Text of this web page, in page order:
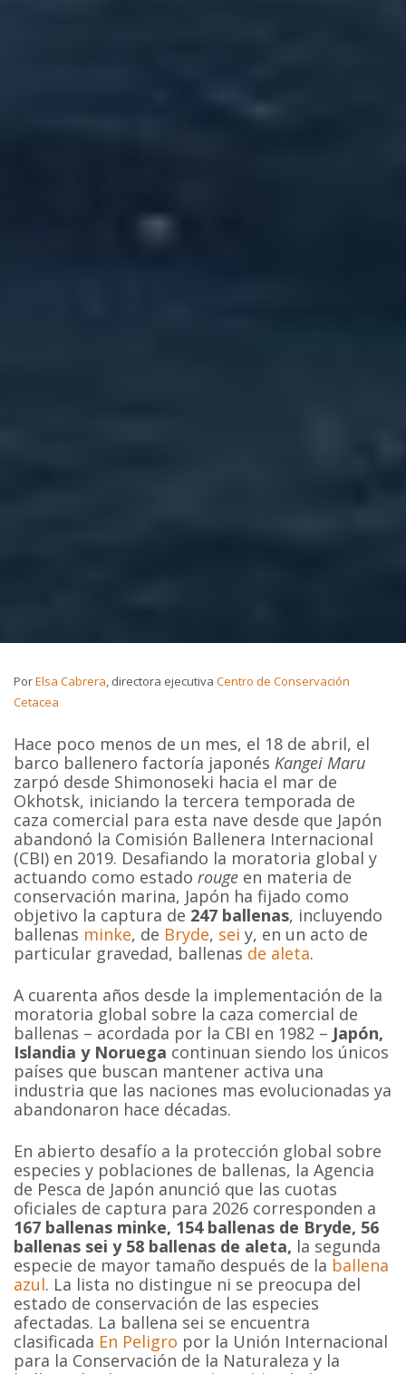
PorElsa Cabrera, directora ejecutivaCentro de Conservación
Cetacea
Hace poco menos de un mes, el 18 de abril, el
barco ballenero factoría japonésKangei Maru
zarpó desde Shimonoseki hacia el mar de
Okhotsk, iniciando la tercera temporada de
caza comercial para esta nave desde que Japón
abandonó la Comisión Ballenera Internacional
(CBI) en 2019. Desafiando la moratoria global y
actuando como estadorouge en materia de
conservación marina, Japón ha fijado como
objetivo la captura de 247 ballenas, incluyendo
ballenas minke, de Bryde, sei y, en un acto de
particular gravedad, ballenas de aleta.
A cuarenta años desde la implementación de la
moratoria global sobre la caza comercial de
ballenas – acordada por la CBI en 1982 – Japón,
Islandia y Noruega continuan siendo los únicos
países que buscan mantener activa una
industria que las naciones mas evolucionadas ya
abandonaron hace décadas.
En abierto desafío a la protección global sobre
especies y poblaciones de ballenas, la Agencia
de Pesca de Japón anunció que las cuotas
oficiales de captura para 2026 corresponden a
167 ballenas minke, 154 ballenas de Bryde, 56
ballenas sei y 58 ballenas de aleta, la segunda
especie de mayor tamaño después de la ballena
azul. La lista no distingue ni se preocupa del
estado de conservación de las especies
afectadas. La ballena sei se encuentra
clasificada En Peligro por la Unión Internacional
para la Conservación de la Naturaleza y la